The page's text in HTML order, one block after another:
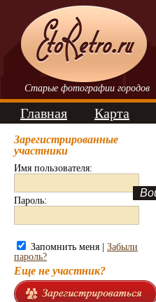
Старые фотографии городов
Главная Карта
Зарегистрированные
участники
Имя пользователя:
Пароль:
Запомнить меня | Забыли
пароль?
Еще не участник?